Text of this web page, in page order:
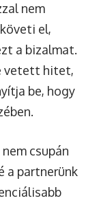
nem
el,
a bizalmat.
vetett hitet,
be, hogy
csupán
a partnerünk